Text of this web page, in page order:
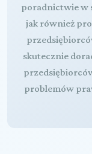
poradnictwie w
jak również
skutecznie
problemów